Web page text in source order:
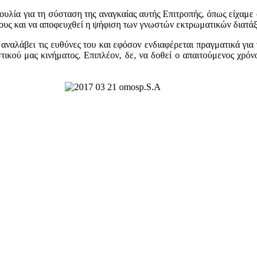
για τη σύσταση της αναγκαίας αυτής Επιτροπής, όπως
και να αποφευχθεί η ψήφιση των γνωστών εκτρωματικών
τις ευθύνες του και εφόσον ενδιαφέρεται πραγματικά
μας κινήματος. Επιπλέον, δε, να δοθεί ο απαιτούμενος